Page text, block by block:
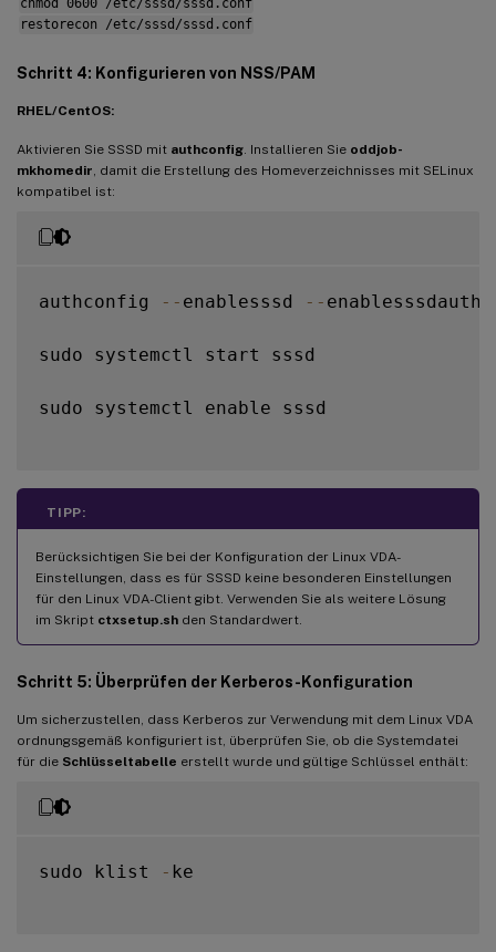
# ad_server = server
# Comment out if the users have the
fallback_homedir
# Uncomment and adjust if the default
# ldap_sasl_authid
chmod 0600 /etc/sssd/sssd.conf
restorecon /etc/sssd/sssd.conf
Schritt 4: Konfigurieren von NSS/PAM
RHEL/CentOS:
Aktivieren Sie SSSD mit authconfig . Installieren Sie oddjob-
mkhomedir , damit die Erstellung des Homeverzeichnisses mit SELinux
kompatibel ist:
authconfig -- enablesssd -- enablesssdauth
sudo systemctl start sssd
sudo systemctl enable sssd
TIPP:
Berücksichtigen Sie bei der Konfiguration der Linux VDA-
Einstellungen, dass es für SSSD keine besonderen Einstellungen
für den Linux VDA-Client gibt. Verwenden Sie als weitere Lösung
im Skript ctxsetup.sh den Standardwert.
Schritt 5: Überprüfen der Kerberos-Konfiguration
Um sicherzustellen, dass Kerberos zur Verwendung mit dem Linux VDA
ordnungsgemäß konfiguriert ist, überprüfen Sie, ob die Systemdatei
für die Schlüsseltabelle erstellt wurde und gültige Schlüssel enthält:
sudo klist - ke